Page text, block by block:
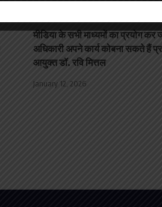
मीडिया के सभी माध्यमों का प्रयोग कर
अधिकारी अपने कार्य कोबना सकते हैं
आयुक्त डॉ. रवि मित्तल
January 12, 2026